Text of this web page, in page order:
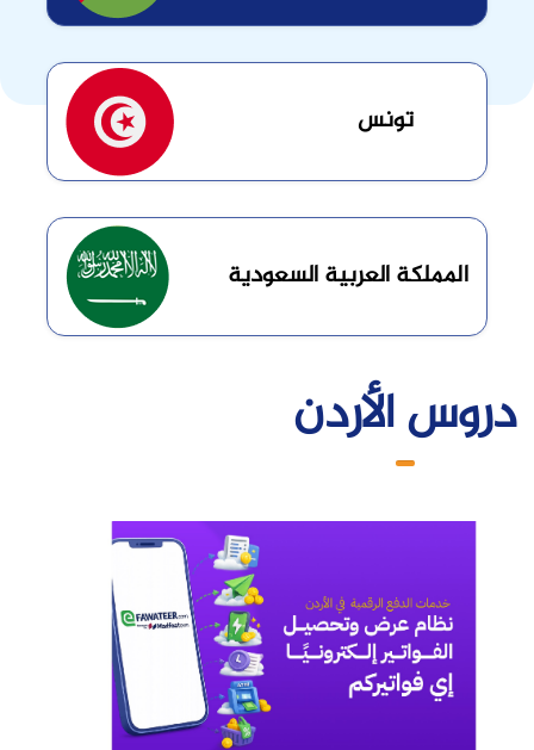
تونس
المملكة العربية السعودية
دروس الأردن